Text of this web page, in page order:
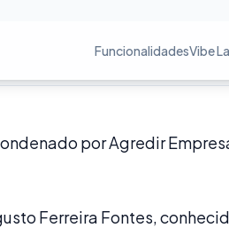
FuncionalidadesVibe
por Agredir
Ferreira Fontes,